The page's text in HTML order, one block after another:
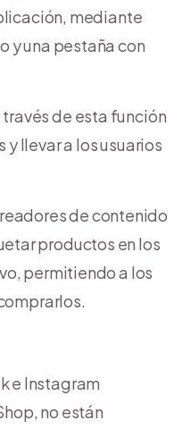
mediante
y una pestaña con
través de esta función
llevar a los usuarios
de contenido
productos en los
permitiendo a los
e Instagram
no están